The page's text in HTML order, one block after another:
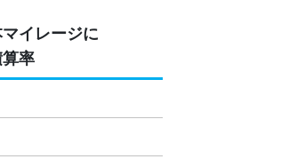
イレージに
率